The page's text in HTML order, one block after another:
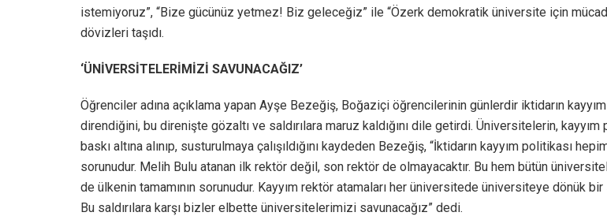
istemiyoruz”, “Bize gücünüz yetmez! Biz geleceğiz” ile “Özerk demokratik üniversite için
dövizleri taşıdı.
‘ÜNİVERSİTELERİMİZİ SAVUNACAĞIZ’
Öğrenciler adına açıklama yapan Ayşe Bezeğiş, Boğaziçi öğrencilerinin günlerdir iktidarın
direndiğini, bu direnişte gözaltı ve saldırılara maruz kaldığını dile getirdi. Üniversitelerin, kayyım
baskı altına alınıp, susturulmaya çalışıldığını kaydeden Bezeğiş, “İktidarın kayyım politikası
sorunudur. Melih Bulu atanan ilk rektör değil, son rektör de olmayacaktır. Bu hem bütün
de ülkenin tamamının sorunudur. Kayyım rektör atamaları her üniversitede üniversiteye dönük bir
Bu saldırılara karşı bizler elbette üniversitelerimizi savunacağız” dedi.